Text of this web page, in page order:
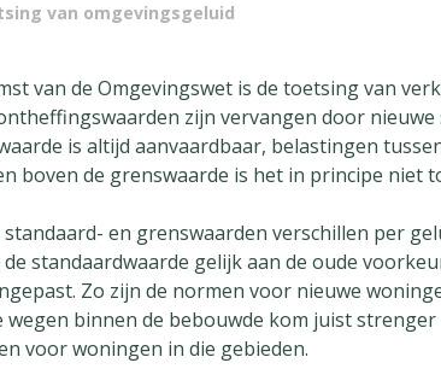
van omgevingsgeluid
van de Omgevingswet is de toetsing van
zijn vervangen door
is altijd aanvaardbaar, belastingen
boven de grenswaarde is het in principe niet
standaard- en grenswaarden verschillen per
de standaardwaarde gelijk aan de oude
Zo zijn de normen voor nieuwe
wegen binnen de bebouwde kom juist
voor woningen in die gebieden.